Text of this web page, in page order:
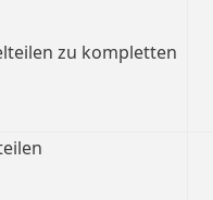
zu kompletten